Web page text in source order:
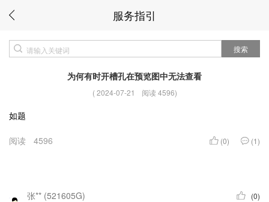
服务指引
搜索
为何有时开槽孔在预览图中无法查看
(2024-07-21 阅读 4596)
如题
阅读 4596 (0) (1)
张** (521605G) (0)